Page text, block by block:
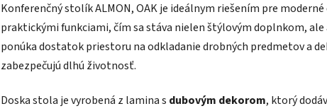
Konferenčný stolík ALMON, OAK je ideálnym riešením pre
praktickými funkciami, čím sa stáva nielen štýlovým doplnkom,
ponúka dostatok priestoru na odkladanie drobných predmetov a
zabezpečujú dlhú životnosť.
Doska stola je vyrobená z lamina s dubovým dekorom, ktorý